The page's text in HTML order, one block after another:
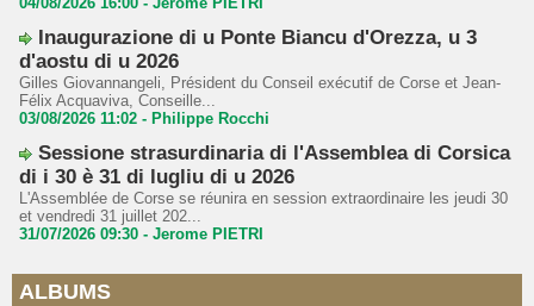
Inaugurazione di u Ponte Biancu d'Orezza, u 3
d'aostu di u 2026
Gilles Giovannangeli, Président du Conseil exécutif de Corse et Jean-
Félix Acquaviva, Conseille...
03/08/2026 11:02 - Philippe Rocchi
Sessione strasurdinaria di l'Assemblea di Corsica
di i 30 è 31 di lugliu di u 2026
L'Assemblée de Corse se réunira en session extraordinaire les jeudi 30
et vendredi 31 juillet 202...
31/07/2026 09:30 - Jerome PIETRI
ALBUMS